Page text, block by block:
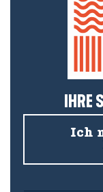
IHRE
Ich